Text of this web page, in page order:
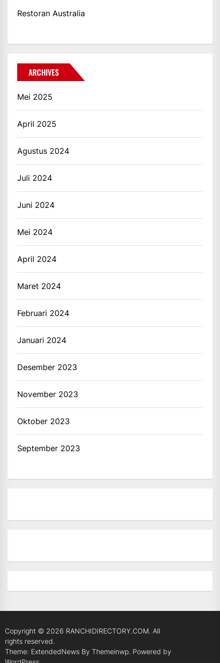
Restoran Australia
ARCHIVES
Mei 2025
April 2025
Agustus 2024
Juli 2024
Juni 2024
Mei 2024
April 2024
Maret 2024
Februari 2024
Januari 2024
Desember 2023
November 2023
Oktober 2023
September 2023
Copyright © 2026 RANCHIDIRECTORY.COM. All
rights reserved.
Theme: ExtendedNews By Themeinwp. Powered by